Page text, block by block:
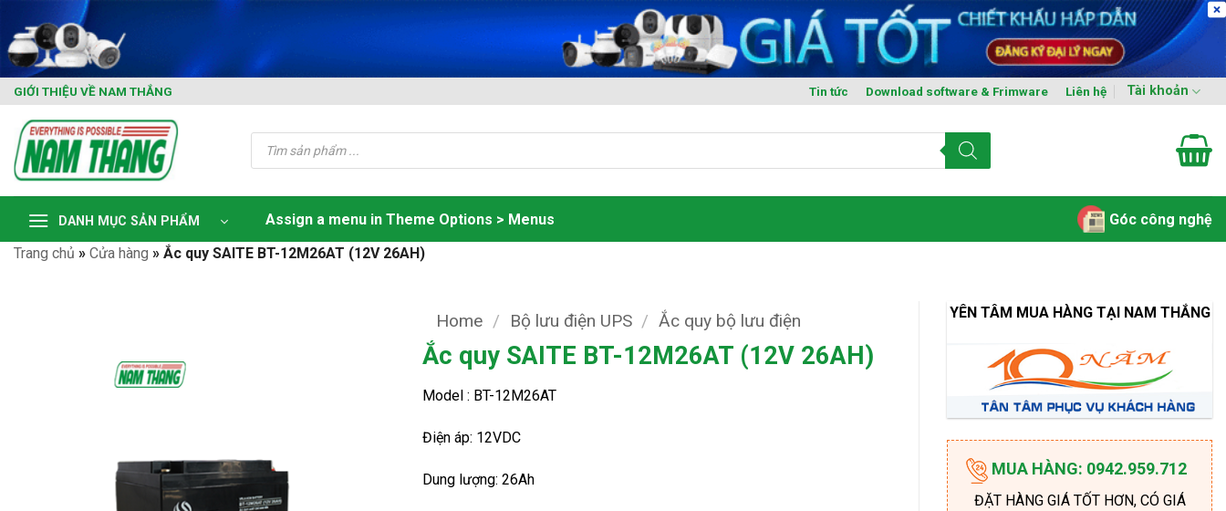
content
GIỚI THIỆU VỀ NAM THẮNG Tin tức Download software & Frimware Liên hệ Tài khoản
Tìm
kiếm
phẩm
DANH MỤC SẢN PHẨM Assign a menu in Theme Options > Menus
Góc công nghệ
Trang chủ » Cửa hàng » Ắc quy SAITE BT-12M26AT (12V 26AH)
Home / Bộ lưu điện UPS / Ắc quy bộ lưu điện
Ắc quy SAITE BT-12M26AT (12V 26AH)
Model : BT-12M26AT
Điện áp: 12VDC
Dung lượng: 26Ah
YÊN TÂM MUA HÀNG TẠI NAM THẮNG
MUA HÀNG: 0942.959.712
ĐẶT HÀNG GIÁ TỐT HƠN, CÓ GIÁ